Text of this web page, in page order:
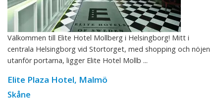
Välkommen till Elite Hotel Mollberg i Helsingborg! Mitt i
centrala Helsingborg vid Stortorget, med shopping och nöjen
utanför portarna, ligger Elite Hotel Mollb ...
Elite Plaza Hotel, Malmö
Skåne